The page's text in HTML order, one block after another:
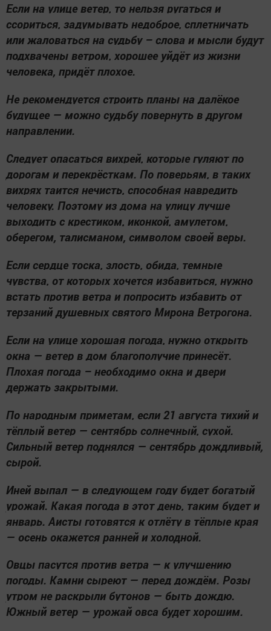
Если на улице ветер, то нельзя ругаться и
ссориться, задумывать недоброе, сплетничать
или жаловаться на судьбу – слова и мысли будут
подхвачены ветром, хорошее уйдёт из жизни
человека, придёт плохое.
Не рекомендуется строить планы на далёкое
будущее — можно судьбу повернуть в другом
направлении.
Следует опасаться вихрей, которые гуляют по
дорогам и перекрёсткам. По поверьям, в таких
вихрях таится нечисть, способная навредить
человеку. Поэтому из дома на улицу лучше
выходить с крестиком, иконкой, амулетом,
оберегом, талисманом, символом своей веры.
Если сердце тоска, злость, обида, темные
чувства, от которых хочется избавиться, нужно
встать против ветра и попросить избавить от
терзаний душевных святого Мирона Ветрогона.
Если на улице хорошая погода, нужно открыть
окна — ветер в дом благополучие принесёт.
Плохая погода – необходимо окна и двери
держать закрытыми.
По народным приметам, если 21 августа тихий и
тёплый ветер — сентябрь солнечный, сухой.
Сильный ветер поднялся — сентябрь дождливый,
сырой.
Иней выпал — в следующем году будет богатый
урожай. Какая погода в этот день, таким будет и
январь. Аисты готовятся к отлёту в тёплые края
— осень окажется ранней и холодной.
Овцы пасутся против ветра — к улучшению
погоды. Камни сыреют — перед дождём. Розы
утром не раскрыли бутонов — быть дождю.
Южный ветер — урожай овса будет хорошим.